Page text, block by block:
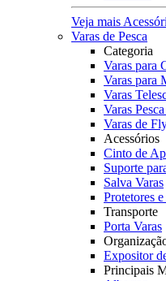
Veja mais
Varas de Pesca
Categoria
Varas para
Varas para
Varas
Varas
Varas de
Acessórios
Cinto de
Suporte
Salva Varas
Protetores
Transporte
Porta Varas
Expositor
Principais